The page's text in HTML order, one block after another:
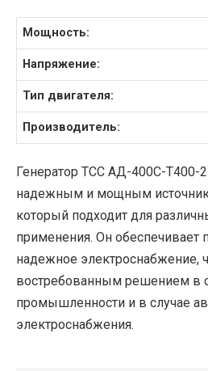
Мощность:
Напряжение:
Тип двигателя:
Производитель:
Генератор ТСС АД-400С-Т400-
надежным и мощным
который подходит для
применения. Он обеспечивает
надежное электроснабжение,
востребованным решением в
промышленности и в случае
электроснабжения.